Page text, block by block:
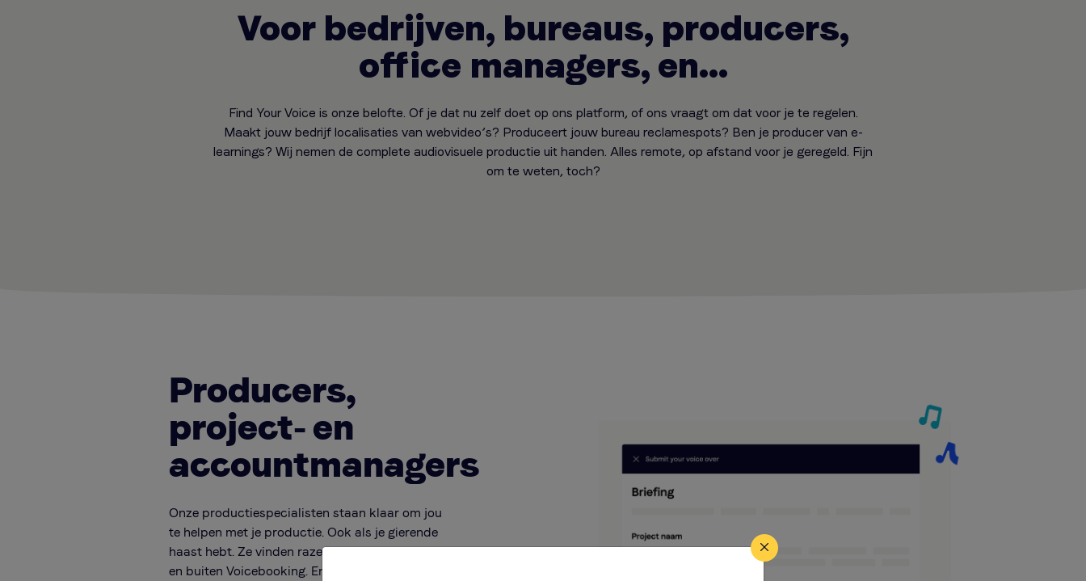
Voor bedrijven, bureaus, producers,
office managers, en...
Find Your Voice is onze belofte. Of je dat nu zelf doet op ons platform, of ons vraagt om dat voor je te regelen.
Maakt jouw bedrijf localisaties van webvideo’s? Produceert jouw bureau reclamespots? Ben je producer van e-
learnings? Wij nemen de complete audiovisuele productie uit handen. Alles remote, op afstand voor je geregeld. Fijn
om te weten, toch?
Producers,
project- en
accountmanagers
Onze productiespecialisten staan klaar om jou
te helpen met je productie. Ook als je gierende
haast hebt. Ze vinden razendsnel de weg binnen
en buiten Voicebooking. En ze passen hun